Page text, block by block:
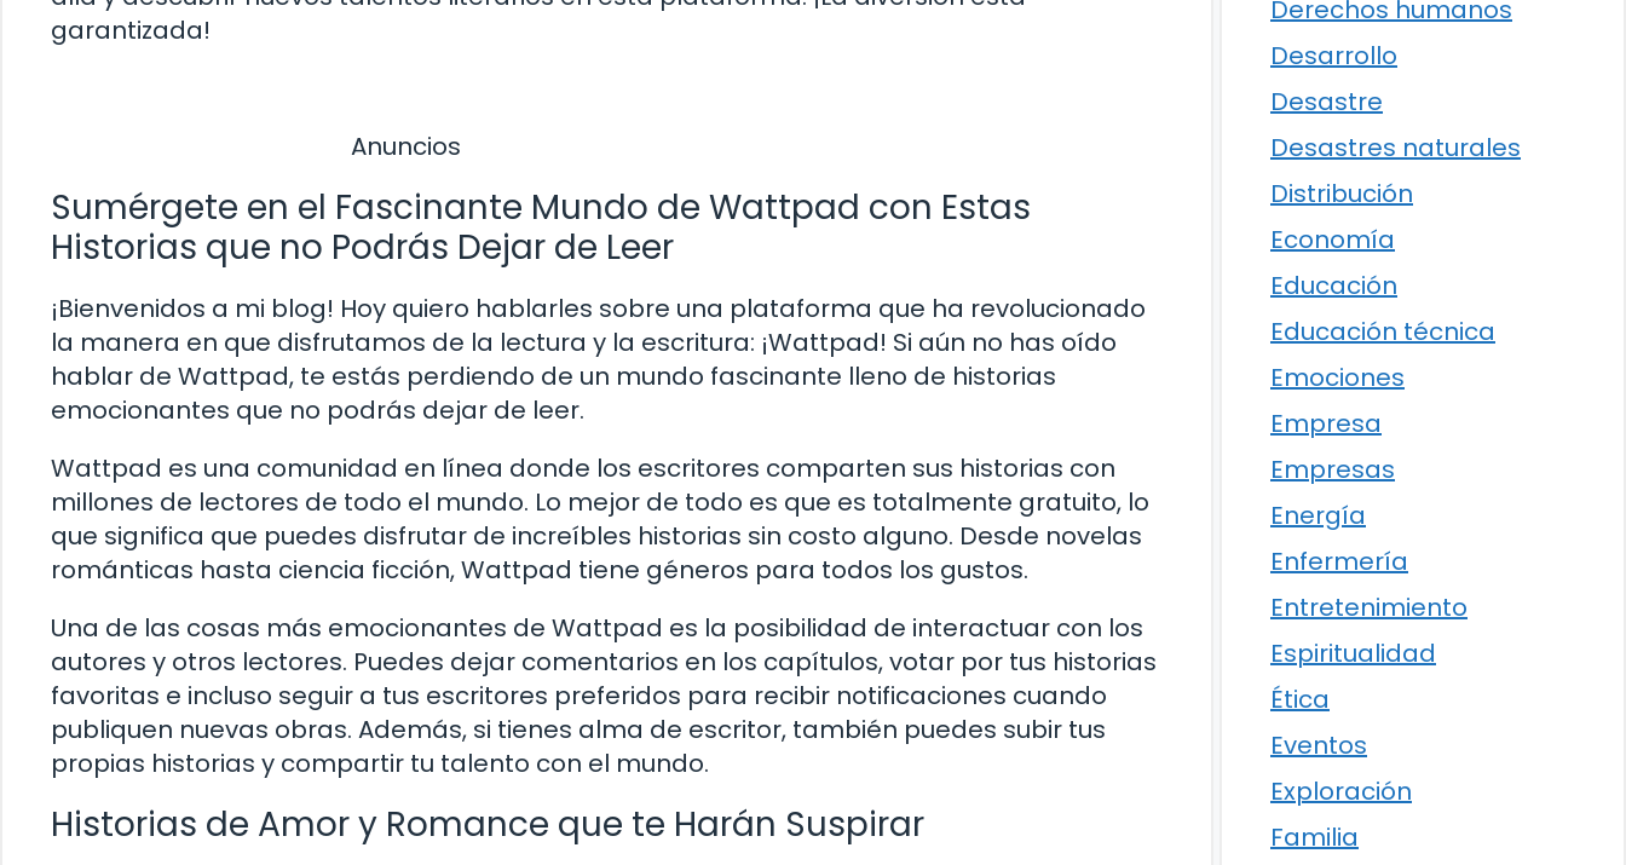
garantizada!
Anuncios
Sumérgete en el Fascinante Mundo de Wattpad con Estas
Historias que no Podrás Dejar de Leer
¡Bienvenidos a mi blog! Hoy quiero hablarles sobre una plataforma que ha revolucionado
la manera en que disfrutamos de la lectura y la escritura: ¡Wattpad! Si aún no has oído
hablar de Wattpad, te estás perdiendo de un mundo fascinante lleno de historias
emocionantes que no podrás dejar de leer.
Wattpad es una comunidad en línea donde los escritores comparten sus historias con
millones de lectores de todo el mundo. Lo mejor de todo es que es totalmente gratuito, lo
que significa que puedes disfrutar de increíbles historias sin costo alguno. Desde novelas
románticas hasta ciencia ficción, Wattpad tiene géneros para todos los gustos.
Una de las cosas más emocionantes de Wattpad es la posibilidad de interactuar con los
autores y otros lectores. Puedes dejar comentarios en los capítulos, votar por tus historias
favoritas e incluso seguir a tus escritores preferidos para recibir notificaciones cuando
publiquen nuevas obras. Además, si tienes alma de escritor, también puedes subir tus
propias historias y compartir tu talento con el mundo.
Historias de Amor y Romance que te Harán Suspirar
Derechos humanos
Desarrollo
Desastre
Desastres naturales
Distribución
Economía
Educación
Educación técnica
Emociones
Empresa
Empresas
Energía
Enfermería
Entretenimiento
Espiritualidad
Ética
Eventos
Exploración
Familia